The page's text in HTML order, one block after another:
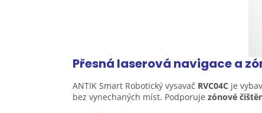
Přesná laserová navigace a
ANTIK Smart Robotický vysavač RVC04C je
bez vynechaných míst. Podporuje zónové